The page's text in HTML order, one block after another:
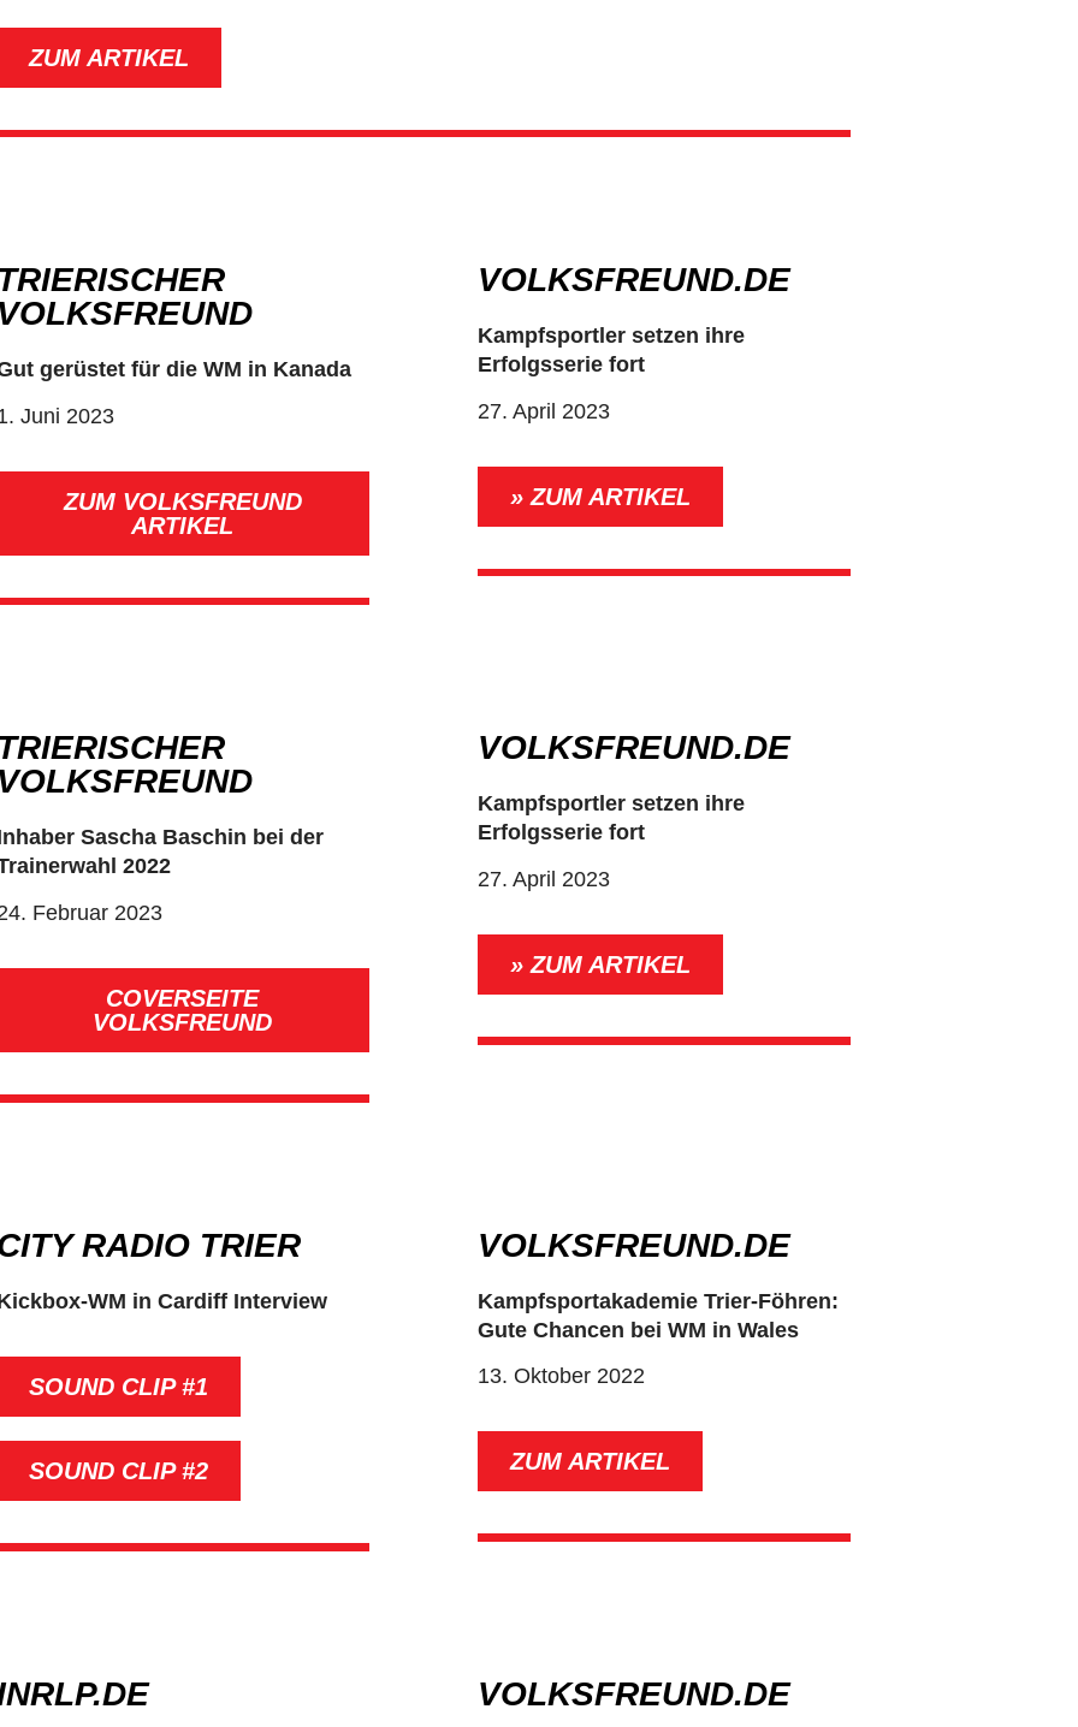
ZUM ARTIKEL
gerüstet für die WM in Kanada
Juni 2023
ZUM VOLKSFREUND
ARTIKEL
VOLKSFREUND.DE
Kampfsportler setzen ihre
Erfolgsserie fort
27. April 2023
» ZUM ARTIKEL
Sascha Baschin bei der
2022
Februar 2023
COVERSEITE
VOLKSFREUND
VOLKSFREUND.DE
Kampfsportler setzen ihre
Erfolgsserie fort
27. April 2023
» ZUM ARTIKEL
RADIO TRIER
WM in Cardiff Interview
SOUND CLIP #1
SOUND CLIP #2
VOLKSFREUND.DE
Kampfsportakademie Trier-Föhren:
Gute Chancen bei WM in Wales
13. Oktober 2022
ZUM ARTIKEL
VOLKSFREUND.DE